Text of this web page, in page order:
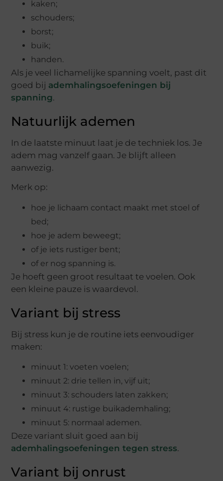
kaken;
schouders;
borst;
buik;
handen.
Als je veel lichamelijke spanning voelt, past dit
goed bij ademhalingsoefeningen bij
spanning.
Natuurlijk ademen
In de laatste minuut laat je de techniek los. Je
adem mag vanzelf gaan. Je blijft alleen
aanwezig.
Merk op:
hoe je lichaam contact maakt met stoel of
bed;
hoe je adem beweegt;
of je iets rustiger bent;
of er nog spanning is.
Je hoeft geen groot resultaat te voelen. Ook
een kleine pauze is waardevol.
Variant bij stress
Bij stress kun je de routine iets eenvoudiger
maken:
minuut 1: voeten voelen;
minuut 2: drie tellen in, vijf uit;
minuut 3: schouders laten zakken;
minuut 4: rustige buikademhaling;
minuut 5: normaal ademen.
Deze variant sluit goed aan bij
ademhalingsoefeningen tegen stress.
Variant bij onrust